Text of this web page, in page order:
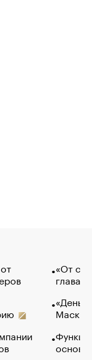
«От
глава
Маск в
основ